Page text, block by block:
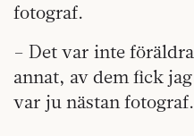
fotograf.
– Det var inte
annat, av dem fick
var ju nästan